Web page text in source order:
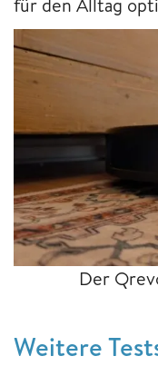
Der
Weitere